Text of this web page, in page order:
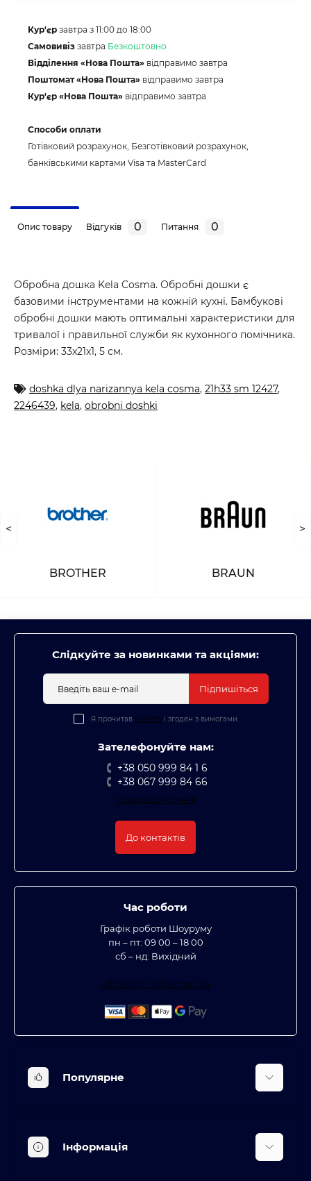
Кур'єр завтра з 11:00 до 18:00
Самовивіз завтра Безкоштовно
Відділення «Нова Пошта» відправимо завтра
Поштомат «Нова Пошта» відправимо завтра
Кур'єр «Нова Пошта» відправимо завтра
Способи оплати
Готівковий розрахунок, Безготівковий розрахунок,
банківськими картами Visa та MasterCard
Опис товару Відгуків 0 Питання 0
Обробна дошка Kela Cosma. Обробні дошки є
базовими інструментами на кожній кухні. Бамбукові
обробні дошки мають оптимальні характеристики для
тривалої і правильної служби як кухонного помічника.
Розміри: 33x21x1, 5 см.
doshka dlya narizannya kela cosma, 21h33 sm 12427,
2246439, kela, obrobni doshki
<
BROTHER BRAUN
>
Слідкуйте за новинками та акціями:
Підпишіться
Я прочитав Оплата і згоден з вимогами
Зателефонуйте нам:
+38 050 999 84 1 6
+38 067 999 84 66
Передзвоніть мені
До контактів
Час роботи
Графік роботи Шоуруму
пн – пт: 09 00 – 18 00
сб – нд: Вихідний
office@bt-coffee.com.ua
Популярне
Кліматична техніка
Аксесуари та насадки
Інформація